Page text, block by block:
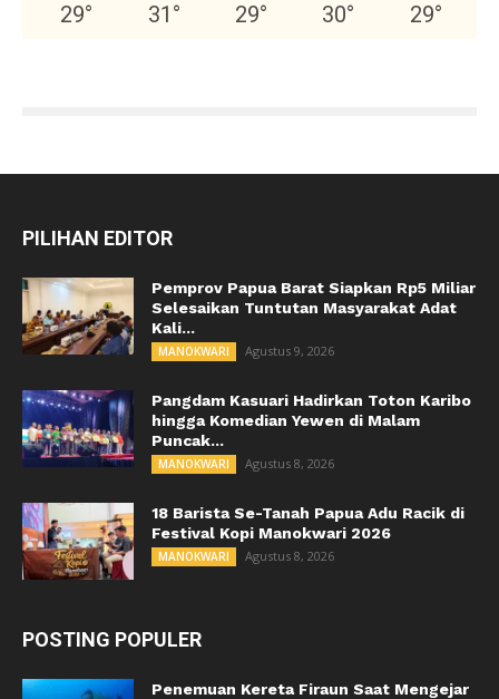
29° 31 ° 29° 30° 29°
PILIHAN EDITOR
Pemprov Papua Barat Siapkan Rp5 Miliar
Selesaikan Tuntutan Masyarakat Adat
Kali...
MANOKWARI Agustus 9, 2026
Pangdam Kasuari Hadirkan Toton Karibo
hingga Komedian Yewen di Malam
Puncak...
MANOKWARI Agustus 8, 2026
18 Barista Se-Tanah Papua Adu Racik di
Festival Kopi Manokwari 2026
MANOKWARI Agustus 8, 2026
POSTING POPULER
Penemuan Kereta Firaun Saat Mengejar